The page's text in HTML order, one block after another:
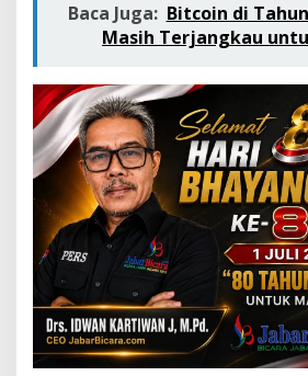
K
o
i
l
D
i
b
e
a
g
a
s
k
Baca Juga: Bitcoin di
Masih Terjangkau